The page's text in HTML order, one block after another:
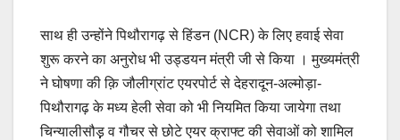
साथ ही उन्होंने पिथौरागढ़ से हिंडन (NCR) के लिए हवाई सेवा
शुरू करने का अनुरोध भी उड्डयन मंत्री जी से किया । मुख्यमंत्री
ने घोषणा की क़ि जौलीग्रांट एयरपोर्ट से देहरादून-अल्मोड़ा-
पिथौरागढ़ के मध्य हेली सेवा को भी नियमित किया जायेगा तथा
चिन्यालीसौड़़ व गौचर से छोटे एयर क्राफ्ट की सेवाओं को शामिल